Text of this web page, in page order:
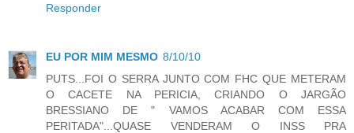
Responder
EU POR MIM MESMO 8/10/10
PUTS...FOI O SERRA JUNTO COM FHC QUE METERAM
O CACETE NA PERICIA, CRIANDO O JARGÃO
BRESSIANO DE " VAMOS ACABAR COM ESSA
PERITADA"...QUASE VENDERAM O INSS PRA